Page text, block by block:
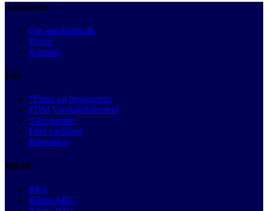
Autobutler
Om autobutler.dk
Presse
Kontakt
Info
*Priser og besparelser
FDM Værkstedskontrol
3 års garanti
Find værksted
Bilmærker
Bilråd
Blog
Bilens ABC